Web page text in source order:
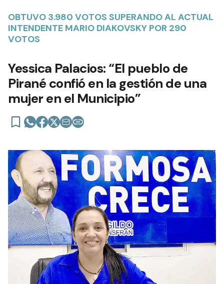
OBTUVO 3.980 VOTOS SUPERANDO AL ACTUAL
INTENDENTE MARIO DIAKOVSKY POR 290
VOTOS
Yessica Palacios: “El pueblo de
Pirané confió en la gestión de una
mujer en el Municipio”